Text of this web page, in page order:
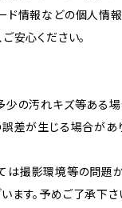
ド情報などの個人情
安心ください。
少の汚れキズ等ある場
誤差が生じる場合が
は撮影環境等の問題
ます。予めご了承下さ